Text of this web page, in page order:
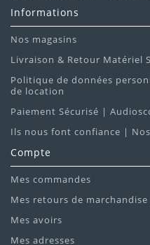
Informations
Nos magasins
Livraison & Retour Matériel
Politique de données
de location
Paiement Sécurisé |
Ils nous font confiance |
Compte
Mes commandes
Mes retours de marchandise
Mes avoirs
Mes adresses